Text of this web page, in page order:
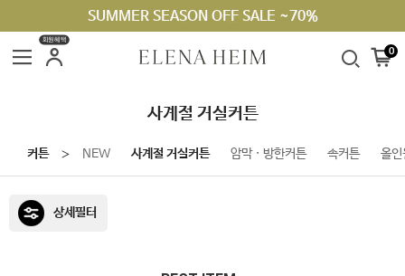
SUMMER SEASON OFF SALE ~70%
라지킹 구매 안내
회원혜택
0
사계절 거실커튼
커튼 ＞ NEW 사계절 거실커튼 암막 · 방한커튼 속커튼 올인
상세필터